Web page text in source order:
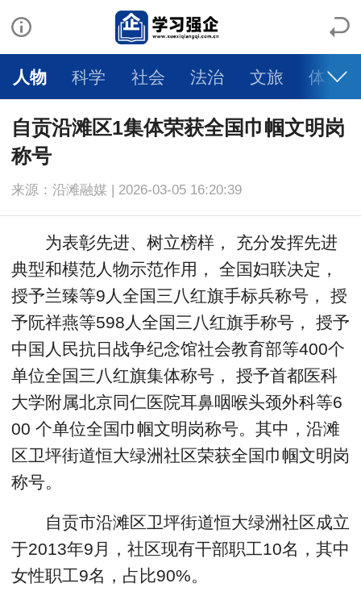
人物 科学 社会 法治 文旅 体育
自贡沿滩区1集体荣获全国巾帼文明岗
称号
来源：沿滩融媒 | 2026-03-05 16:20:39
为表彰先进、树立榜样， 充分发挥先进
典型和模范人物示范作用， 全国妇联决定，
授予兰臻等9人全国三八红旗手标兵称号， 授
予阮祥燕等598人全国三八红旗手称号， 授予
中国人民抗日战争纪念馆社会教育部等400个
单位全国三八红旗集体称号， 授予首都医科
大学附属北京同仁医院耳鼻咽喉头颈外科等6
00 个单位全国巾帼文明岗称号。其中，沿滩
区卫坪街道恒大绿洲社区荣获全国巾帼文明岗
称号。
自贡市沿滩区卫坪街道恒大绿洲社区成立
于2013年9月，社区现有干部职工10名，其中
女性职工9名，占比90%。